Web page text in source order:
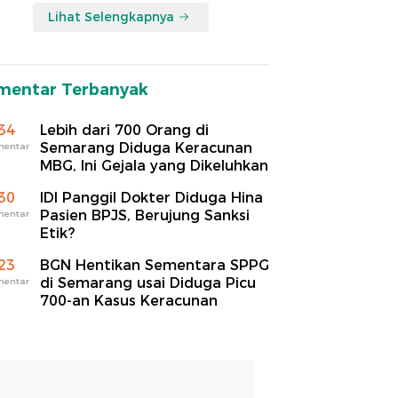
Lihat Selengkapnya
Terbanyak
Lebih dari 700 Orang di
Semarang Diduga Keracunan
MBG, Ini Gejala yang Dikeluhkan
IDI Panggil Dokter Diduga Hina
Pasien BPJS, Berujung Sanksi
Etik?
BGN Hentikan Sementara SPPG
di Semarang usai Diduga Picu
700-an Kasus Keracunan